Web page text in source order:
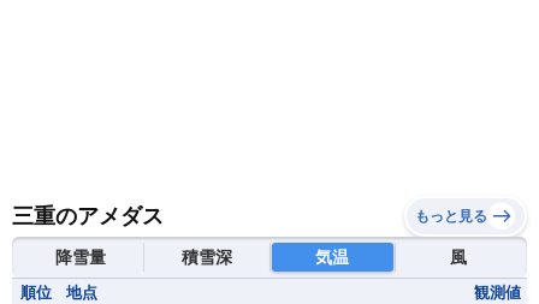
三重のアメダス もっと見る
降雪量 積雪深 気温 風
順位 地点 観測値